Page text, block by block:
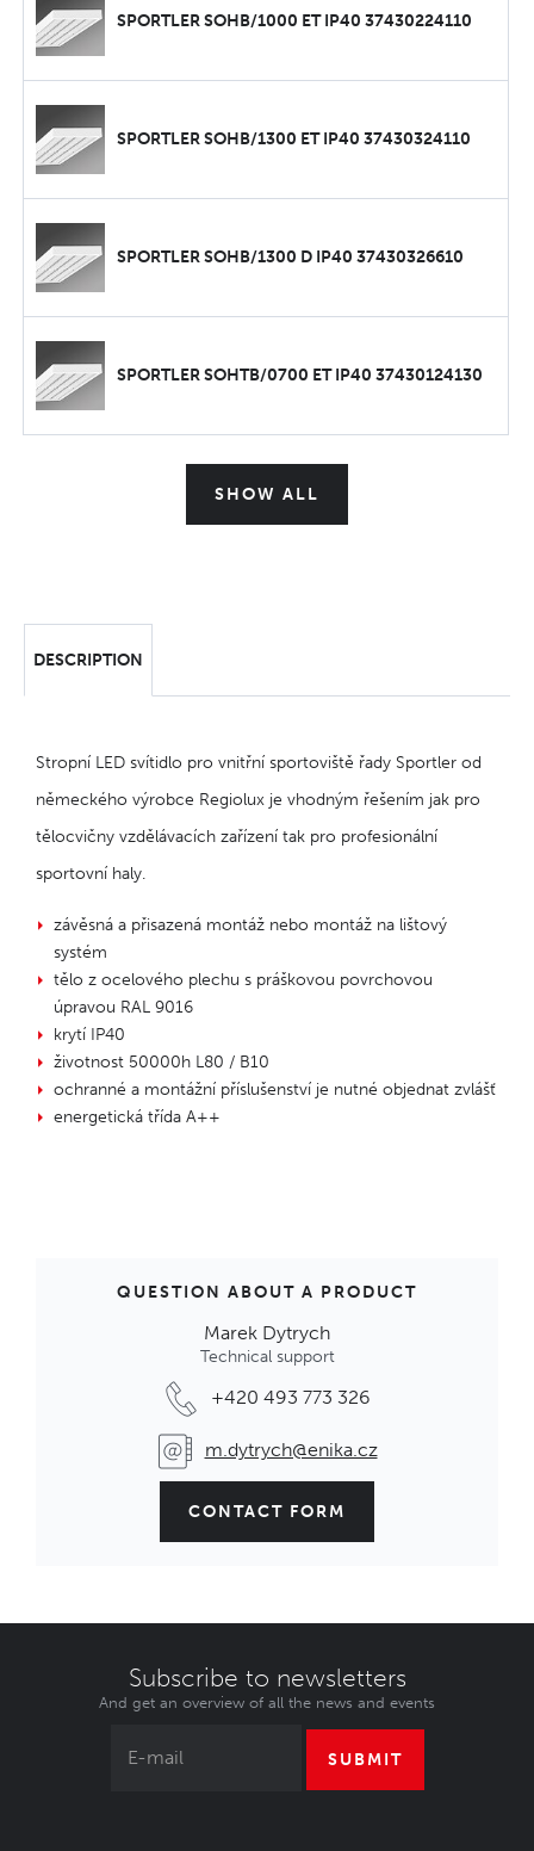
SPORTLER SOHB/1000 ET IP40 37430224110
SPORTLER SOHB/1300 ET IP40 37430324110
SPORTLER SOHB/1300 D IP40 37430326610
SPORTLER SOHTB/0700 ET IP40 37430124130
SHOW ALL
DESCRIPTION
Stropní LED svítidlo pro vnitřní sportoviště řady Sportler od
německého výrobce Regiolux je vhodným řešením jak pro
tělocvičny vzdělávacích zařízení tak pro profesionální
sportovní haly.
závěsná a přisazená montáž nebo montáž na lištový
systém
tělo z ocelového plechu s práškovou povrchovou
úpravou RAL 9016
krytí IP40
životnost 50000h L80 / B10
ochranné a montážní příslušenství je nutné objednat zvlášť
energetická třída A++
QUESTION ABOUT A PRODUCT
Marek Dytrych
Technical support
+420 493 773 326
m.dytrych@enika.cz
CONTACT FORM
Subscribe to newsletters
And get an overview of all the news and events
SUBMIT